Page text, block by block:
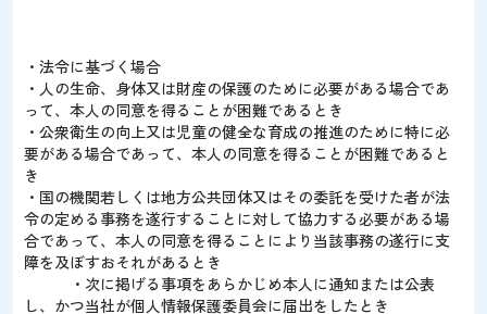
・法令に基づく場合
・人の生命、身体又は財産の保護のために必要がある場合であ
って、本人の同意を得ることが困難であるとき
・公衆衛生の向上又は児童の健全な育成の推進のために特に必
要がある場合であって、本人の同意を得ることが困難であると
き
・国の機関若しくは地方公共団体又はその委託を受けた者が法
令の定める事務を遂行することに対して協力する必要がある場
合であって、本人の同意を得ることにより当該事務の遂行に支
障を及ぼすおそれがあるとき
・次に掲げる事項をあらかじめ本人に通知または公表
し、かつ当社が個人情報保護委員会に届出をしたとき